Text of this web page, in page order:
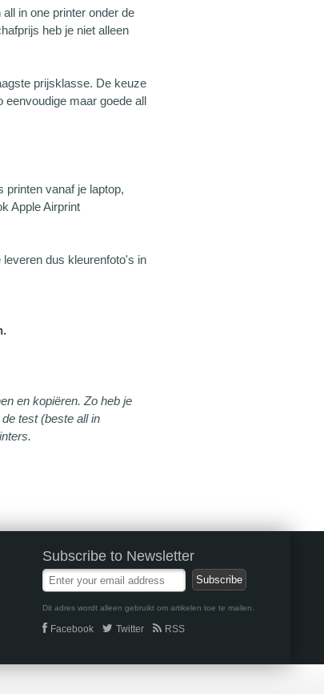
in one printer onder de
heb je niet alleen
prijsklasse. De keuze
eenvoudige maar goede all
printen vanaf je laptop,
Apple Airprint
dus kleurenfoto's in
en kopiëren. Zo heb je
test (beste all in
Subscribe to Newsletter
Dit adres wordt alleen gebruikt om artikelen toe te mailen.
Facebook Twitter RSS